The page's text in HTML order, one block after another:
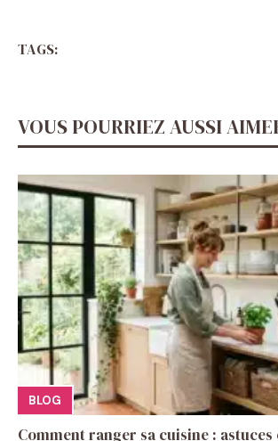
TAGS:
VOUS POURRIEZ AUSSI
BLOG
Comment ranger sa cuisine : astuces